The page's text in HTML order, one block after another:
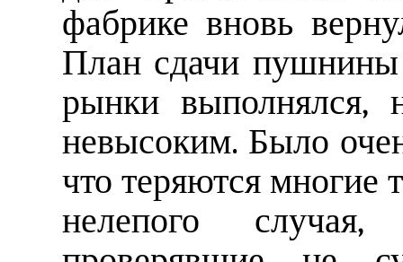
фабрике вновь
План сдачи
рынки выполнялся,
невысоким. Было
что теряются многие
нелепого